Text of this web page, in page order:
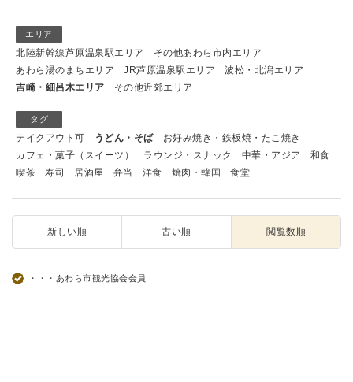
エリア
北陸新幹線芦原温泉駅エリア
その他あわら市内エリア
あわら湯のまちエリア
JR芦原温泉駅エリア
波松・北潟エリア
吉崎・細呂木エリア
その他近郊エリア
タグ
テイクアウト可 うどん・そば
お好み焼き・鉄板焼・たこ焼き
カフェ・菓子（スイーツ）
ラウンジ・スナック 中華・アジア
和食
喫茶
寿司 居酒屋 弁当 洋食 焼肉・韓国 食堂
新しい順 古い順 閲覧数順
・・・あわら市観光協会会員